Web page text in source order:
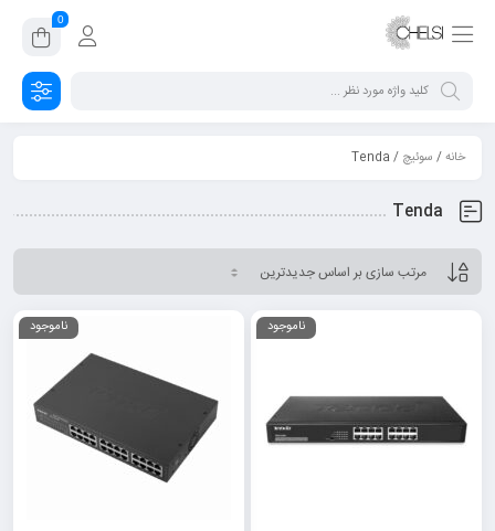
0
خانه/ سوئیچ / Tenda
Tenda
ناموجود ناموجود